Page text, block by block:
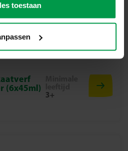
toestaan
de glitters en de heldere
unieke uitstraling —
zich zien.
x 110
(6x45ml)
3+